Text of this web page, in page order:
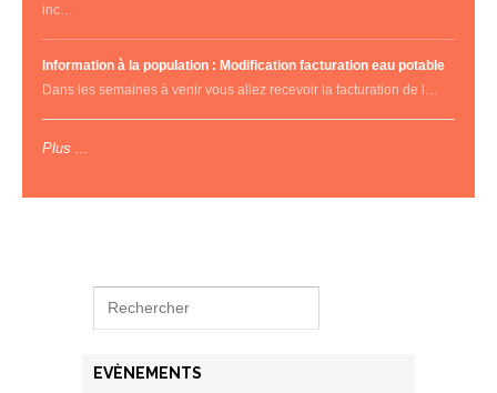
inc…
Information à la population : Modification facturation eau potable
Dans les semaines à venir vous allez recevoir la facturation de l…
Plus ...
EVÈNEMENTS